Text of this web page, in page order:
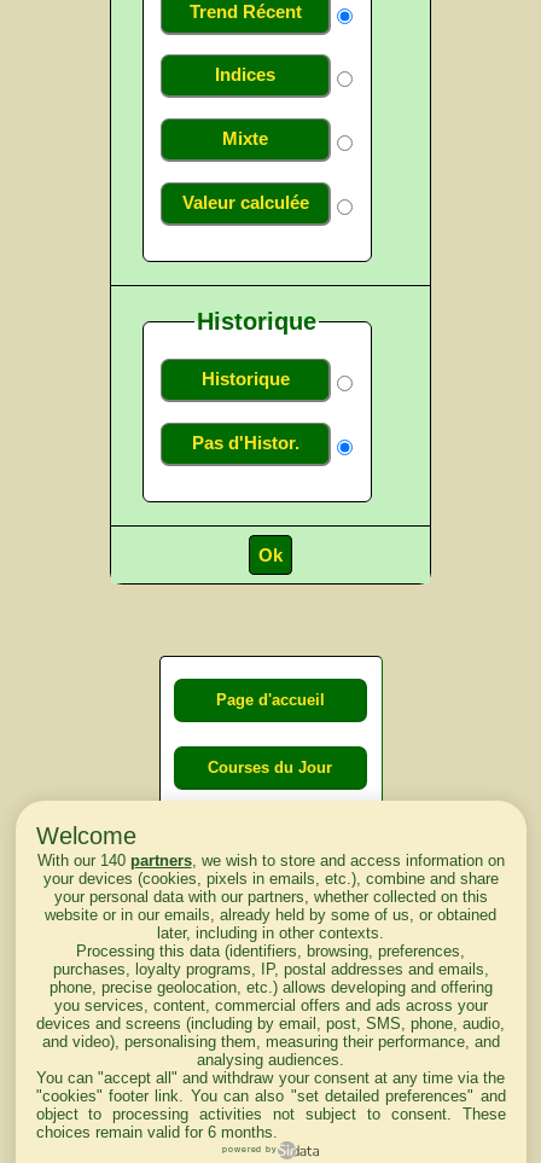
Trend Récent
Indices
Mixte
Valeur calculée
Historique
Historique
Pas d'Histor.
Page d'accueil
Courses du Jour
lendemain
Courses
d'aujourd'hui
Haut de Page
Welcome
With our 140 partners, we wish to store and access information on
your devices (cookies, pixels in emails, etc.), combine and share
your personal data with our partners, whether collected on this
website or in our emails, already held by some of us, or obtained
later, including in other contexts.
Processing this data (identifiers, browsing, preferences,
purchases, loyalty programs, IP, postal addresses and emails,
phone, precise geolocation, etc.) allows developing and offering
you services, content, commercial offers and ads across your
devices and screens (including by email, post, SMS, phone, audio,
and video), personalising them, measuring their performance, and
analysing audiences.
You can "accept all" and withdraw your consent at any time via the
"cookies" footer link . You can also "set detailed preferences" and
object to processing activities not subject to consent. These
choices remain valid for 6 months.
powered by